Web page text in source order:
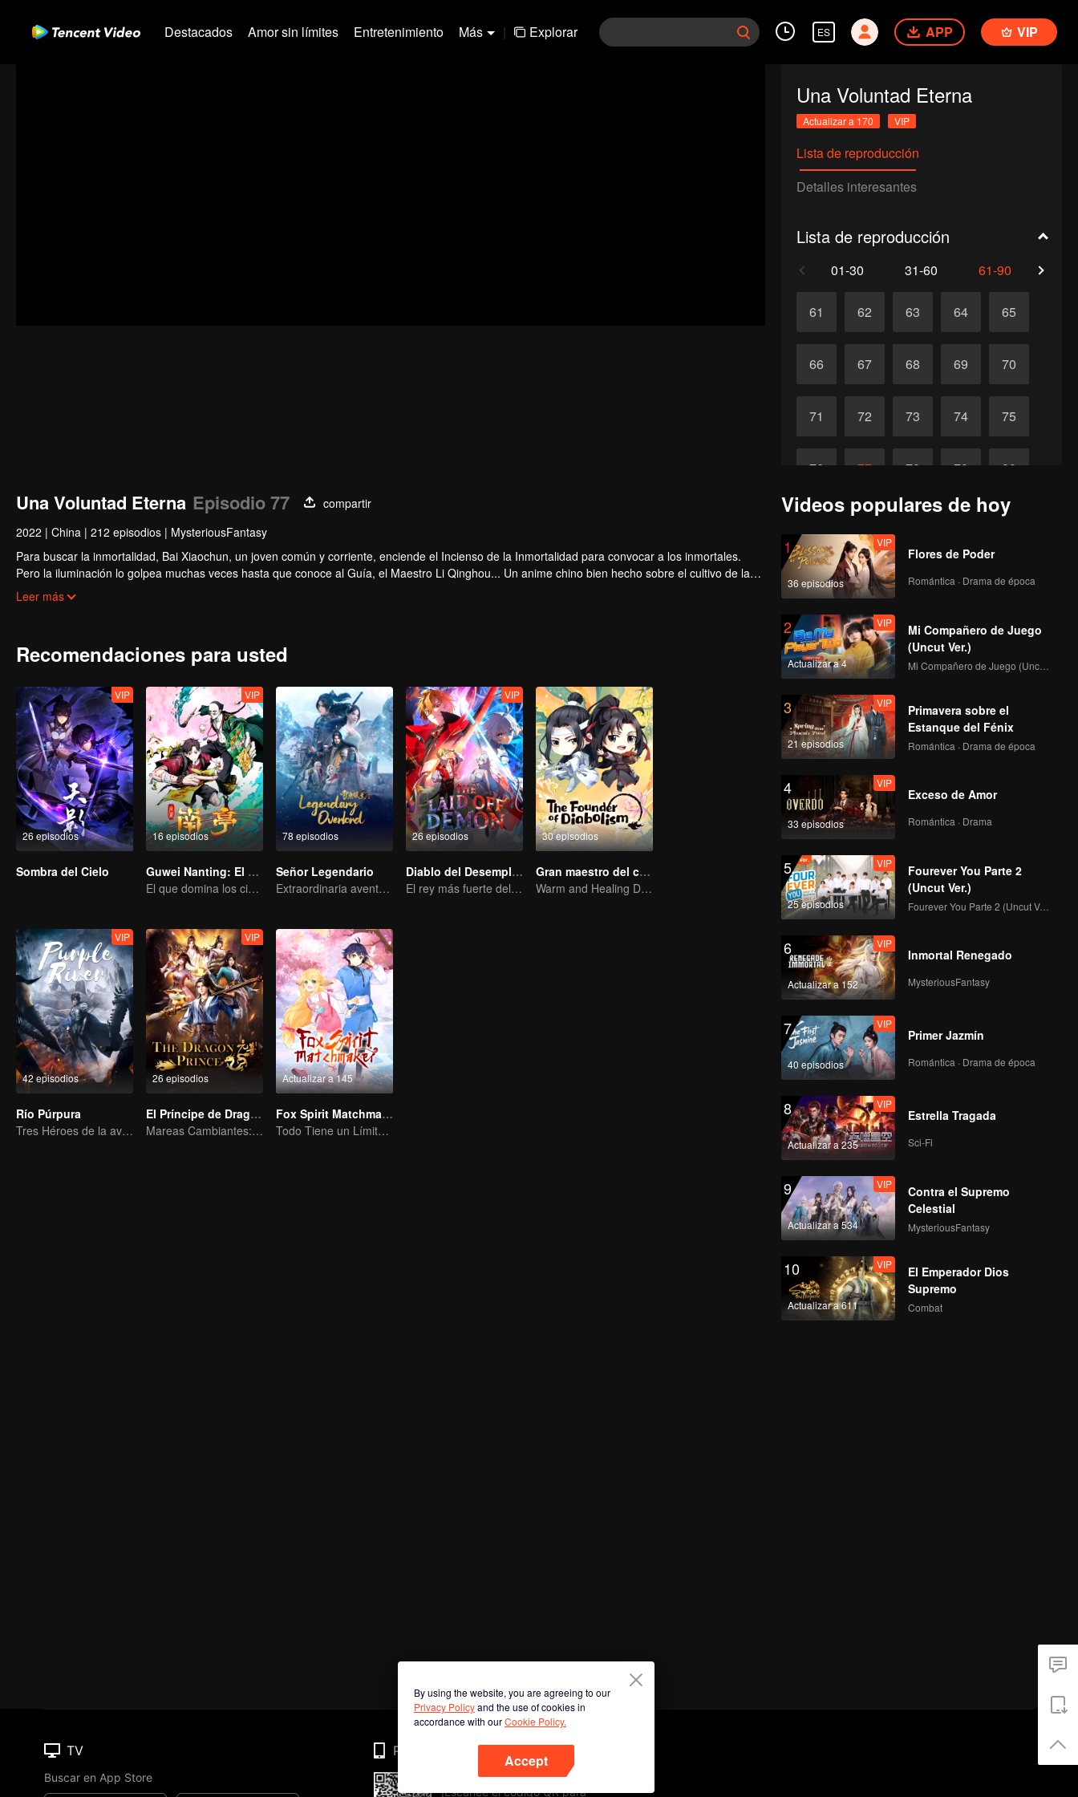
Destacados Amor sin límites Entretenimiento Más | Explorar ES APP VIP
Una Voluntad Eterna
Actualizar a 170 VIP
Lista de reproducción
Detalles interesantes
Lista de reproducción
01-30 31-60 61-90
61 62 63 64 65
66 67 68 69 70
71 72 73 74 75
76 77 78 79 80
85
86 87
Una Voluntad Eterna Episodio 77
compartir
2022 | China | 212 episodios | MysteriousFantasy
Para buscar la inmortalidad, Bai Xiaochun, un joven común y corriente, enciende el Incienso de la Inmortalidad para convocar a los inmortales.
Pero la iluminación lo golpea muchas veces hasta que conoce al Guía, el Maestro Li Qinghou... Un anime chino bien hecho sobre el cultivo de la
inmortalidad con numerosas tramas divertidas. Ven a verlo para llenar tu verano de alegría.
Leer más
Recomendaciones para usted
26 episodios
VIP
Sombra del Cielo
16 episodios
VIP
Guwei Nanting: El Elegido
El que domina los cielos — ¡Que comience la batalla!
78 episodios
Señor Legendario
Extraordinaria aventura, una adolescente renacida de la adversidad.
26 episodios
VIP
Diablo del Desempleo
El rey más fuerte del inframundo más competitivo
30 episodios
Gran maestro del cultivo demoníaco Q
Warm and Healing Daily Life
42 episodios
VIP
Río Púrpura
Tres Héroes de la aventura de Zichuan en el Continente Xichuan
26 episodios
VIP
El Príncipe de Dragón
Mareas Cambiantes: La Odisea de un Joven Escritor
Actualizar a 145
Fox Spirit Matchmaker
Todo Tiene un Límite, Excepto el Amor y el Odio
Videos populares de hoy
1
36 episodios
VIP
Flores de Poder
Romántica · Drama de época
2
Actualizar a 4
VIP
Mi Compañero de Juego
(Uncut Ver.)
Mi Compañero de Juego (Uncut Ver.)
3
21 episodios
VIP
Primavera sobre el
Estanque del Fénix
Romántica · Drama de época
4
33 episodios
VIP
Exceso de Amor
Romántica · Drama
5
25 episodios
VIP
Fourever You Parte 2
(Uncut Ver.)
Fourever You Parte 2 (Uncut Ver.)
6
Actualizar a 152
VIP
Inmortal Renegado
MysteriousFantasy
7
40 episodios
VIP
Primer Jazmín
Romántica · Drama de época
8
Actualizar a 235
VIP
Estrella Tragada
Sci-Fi
9
Actualizar a 534
VIP
Contra el Supremo
Celestial
MysteriousFantasy
10
Actualizar a 611
VIP
El Emperador Dios
Supremo
Combat
By using the website, you are agreeing to our
Privacy Policyand the use of cookies in
accordance with ourCookie Policy.
Accept
TV
Buscar en App Store
Phone
¡Escanee el código QR para